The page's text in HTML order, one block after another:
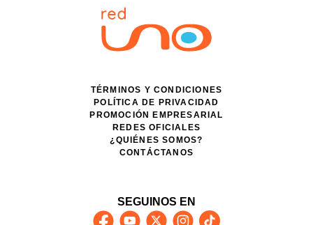
TÉRMINOS Y CONDICIONES
POLÍTICA DE PRIVACIDAD
PROMOCIÓN EMPRESARIAL
REDES OFICIALES
¿QUIÉNES SOMOS?
CONTÁCTANOS
SEGUINOS EN